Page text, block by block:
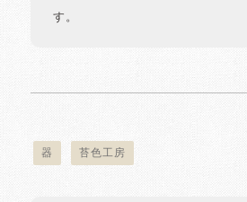
す。
器 苔色工房